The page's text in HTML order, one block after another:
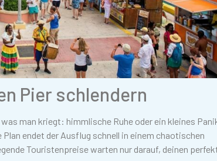
Pier schlendern
man kriegt: himmlische Ruhe oder ein kleines
endet der Ausflug schnell in einem chaotischen
Touristenpreise warten nur darauf, deinen